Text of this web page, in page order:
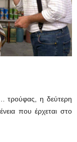
τρούφας, η δεύτερη
που έρχεται στο